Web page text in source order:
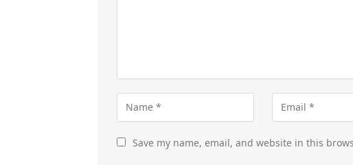
Save my name, email, and website in this